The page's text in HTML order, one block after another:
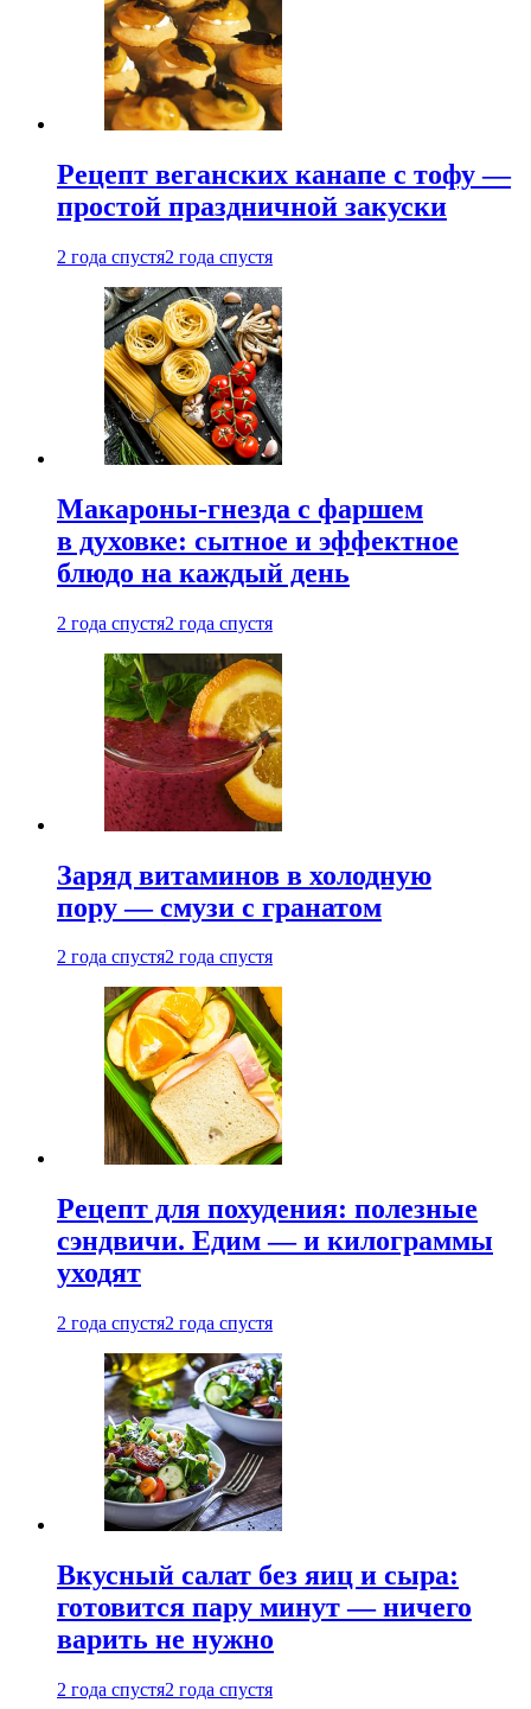
Рецепт веганских канапе с тофу —
простой праздничной закуски
2 года спустя2 года спустя
Макароны-гнезда с фаршем
в духовке: сытное и эффектное
блюдо на каждый день
2 года спустя2 года спустя
Заряд витаминов в холодную
пору — смузи с гранатом
2 года спустя2 года спустя
Рецепт для похудения: полезные
сэндвичи. Едим — и килограммы
уходят
2 года спустя2 года спустя
Вкусный салат без яиц и сыра:
готовится пару минут — ничего
варить не нужно
2 года спустя2 года спустя